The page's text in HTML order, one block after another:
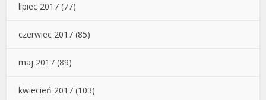
lipiec 2017 (77)
czerwiec 2017 (85)
maj 2017 (89)
kwiecień 2017 (103)